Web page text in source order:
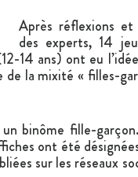
Après réflexions et
des experts, 14
14 ans) ont eu
la mixité « filles-
un binôme fille-
ont été
sur les réseaux